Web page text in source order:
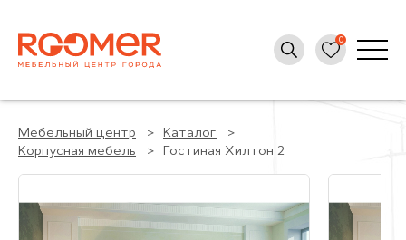
Мебельный центр
Каталог
Корпусная мебель
Гостиная Хилтон 2